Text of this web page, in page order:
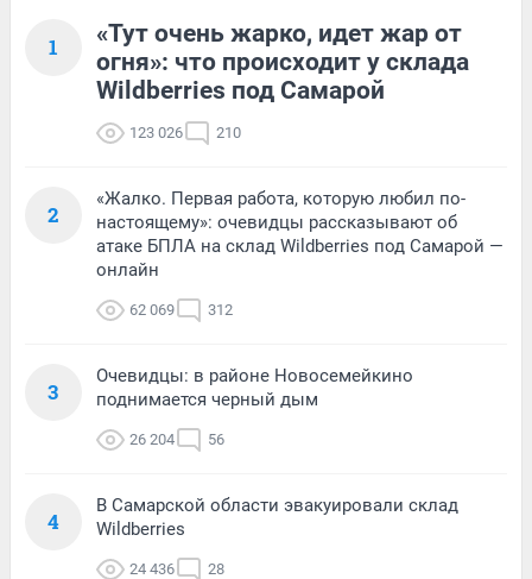
1
«Тут очень жарко, идет жар от
огня»: что происходит у склада
Wildberries под Самарой
123 026 210
2
«Жалко. Первая работа, которую любил по-
настоящему»: очевидцы рассказывают об
атаке БПЛА на склад Wildberries под Самарой —
онлайн
62 069 312
3
Очевидцы: в районе Новосемейкино
поднимается черный дым
26 204 56
4
В Самарской области эвакуировали склад
Wildberries
24 436 28